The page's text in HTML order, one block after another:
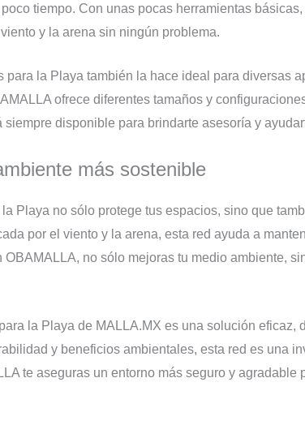
tiempo. Con unas pocas herramientas
y la arena sin ningún problema.
para la Playa también la hace ideal para diversas
ofrece diferentes tamaños y
disponible para brindarte asesoría y
más sostenible
Playa no sólo protege tus espacios, sino que
por el viento y la arena, esta red ayuda a
OBAMALLA, no sólo mejoras tu medio ambiente,
la Playa de MALLA.MX es una solución eficaz,
y beneficios ambientales, esta red es una
te aseguras un entorno más seguro y agradable